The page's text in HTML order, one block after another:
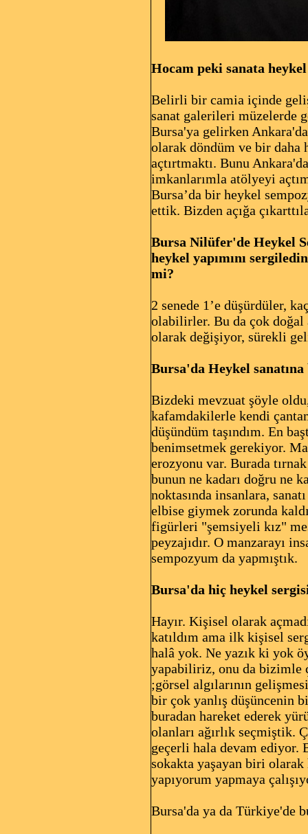
Hocam peki sanata heykel
Belirli bir camia içinde
sanat galerileri müzelerde
Bursa'ya gelirken
olarak döndüm ve bir
açtırtmaktı. Bunu
imkanlarımla atölyeyi
Bursa’da bir heykel
ettik. Bizden açığa
Bursa Nilüfer'de Heykel
heykel yapımını
mi?
2 senede 1’e düşürdüler,
olabilirler. Bu da çok doğal
olarak değişiyor, sürekli
Bursa'da Heykel sanatına
Bizdeki mevzuat şöyle
kafamdakilerle kendi
düşündüm taşındım. En
benimsetmek gerekiyor.
erozyonu var. Burada
bunun ne kadarı doğru ne
noktasında insanlara,
elbise giymek zorunda
figürleri "şemsiyeli kız"
peyzajıdır. O manzarayı
sempozyum da yapmıştık.
Bursa'da hiç heykel sergisi
Hayır. Kişisel olarak
katıldım ama ilk kişisel
halâ yok. Ne yazık ki yok
yapabiliriz, onu da bizimle
;görsel algılarının
bir çok yanlış düşüncenin
buradan hareket ederek
olanları ağırlık seçmiştik.
geçerli hala devam ediyor.
sokakta yaşayan biri olarak
yapıyorum yapmaya
Bursa'da ya da Türkiye'de